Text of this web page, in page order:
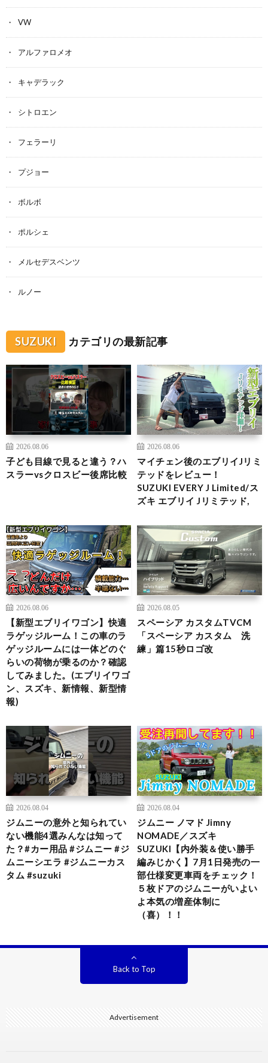
VW
アルファロメオ
キャデラック
シトロエン
フェラーリ
プジョー
ボルボ
ポルシェ
メルセデスベンツ
ルノー
SUZUKI カテゴリの最新記事
2026.08.06
子ども目線で見ると違う？ハ
スラーvsクロスビー後席比較
2026.08.06
マイチェン後のエブリイJリミ
テッドをレビュー！
SUZUKI EVERY J Limited/ス
ズキ エブリイ Jリミテッド,
2026.08.06
【新型エブリイワゴン】快適
ラゲッジルーム！この車のラ
ゲッジルームには一体どのぐ
らいの荷物が乗るのか？確認
してみました。(エブリイワゴ
ン、スズキ、新情報、新型情
報)
2026.08.05
スペーシア カスタムTVCM
「スペーシア カスタム 洗
練」篇15秒ロゴ改
2026.08.04
ジムニーの意外と知られてい
ない機能4選みんなは知って
た？#カー用品 #ジムニー #ジ
ムニーシエラ #ジムニーカス
タム #suzuki
2026.08.04
ジムニー ノマド Jimny
NOMADE／スズキ
SUZUKI【内外装＆使い勝手
編みじかく】7月1日発売の一
部仕様変更車両をチェック！
５枚ドアのジムニーがいよい
よ本気の増産体制に
（喜）！！
Back to Top
Advertisement